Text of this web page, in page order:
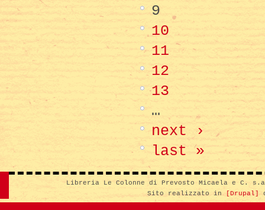
9
10
11
12
13
…
next ›
last »
Libreria Le Colonne di Prevosto Micaela e C.
Sito realizzato in [Drupal]